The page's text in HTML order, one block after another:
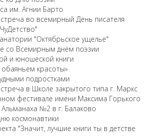
им. Агнии Барто
во всемирный День писателя
"Октябрьское ущелье"
со Всемирным днём поэзии
и юношеской книги
обаяньем красоты»
подростками
в Школе закрытого типа г. Маркс
фестивале имени Максима Горького
№2 в г. Балаково
космонавтики
"Значит, лучшие книги ты в детстве